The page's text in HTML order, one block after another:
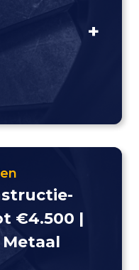
+
€4.500 |